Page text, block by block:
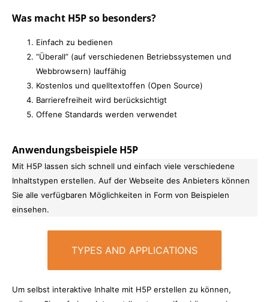
Was macht H5P so besonders?
Einfach zu bedienen
“Überall” (auf verschiedenen Betriebssystemen und
Webbrowsern) lauffähig
Kostenlos und quelltextoffen (Open Source)
Barrierefreiheit wird berücksichtigt
Offene Standards werden verwendet
Anwendungsbeispiele H5P
Mit H5P lassen sich schnell und einfach viele verschiedene
Inhaltstypen erstellen. Auf der Webseite des Anbieters können
Sie alle verfügbaren Möglichkeiten in Form von Beispielen
einsehen.
TYPES AND APPLICATIONS
Um selbst interaktive Inhalte mit H5P erstellen zu können,